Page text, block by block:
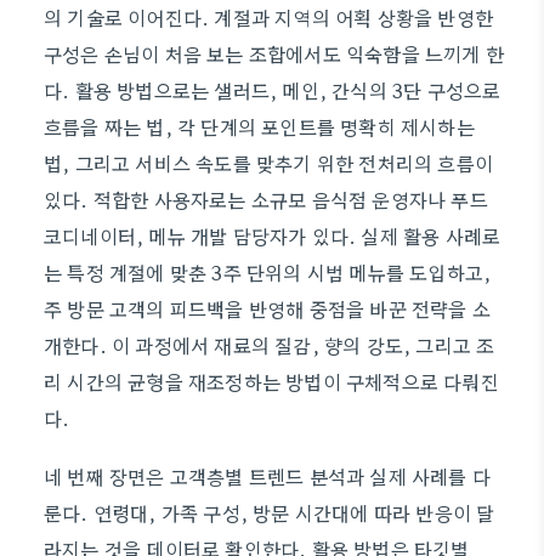
의 기술로 이어진다. 계절과 지역의 어획 상황을 반영한
구성은 손님이 처음 보는 조합에서도 익숙함을 느끼게 한
다. 활용 방법으로는 샐러드, 메인, 간식의 3단 구성으로
흐름을 짜는 법, 각 단계의 포인트를 명확히 제시하는
법, 그리고 서비스 속도를 맞추기 위한 전처리의 흐름이
있다. 적합한 사용자로는 소규모 음식점 운영자나 푸드
코디네이터, 메뉴 개발 담당자가 있다. 실제 활용 사례로
는 특정 계절에 맞춘 3주 단위의 시범 메뉴를 도입하고,
주 방문 고객의 피드백을 반영해 중점을 바꾼 전략을 소
개한다. 이 과정에서 재료의 질감, 향의 강도, 그리고 조
리 시간의 균형을 재조정하는 방법이 구체적으로 다뤄진
다.
네 번째 장면은 고객층별 트렌드 분석과 실제 사례를 다
룬다. 연령대, 가족 구성, 방문 시간대에 따라 반응이 달
라지는 것을 데이터로 확인한다. 활용 방법은 타깃별